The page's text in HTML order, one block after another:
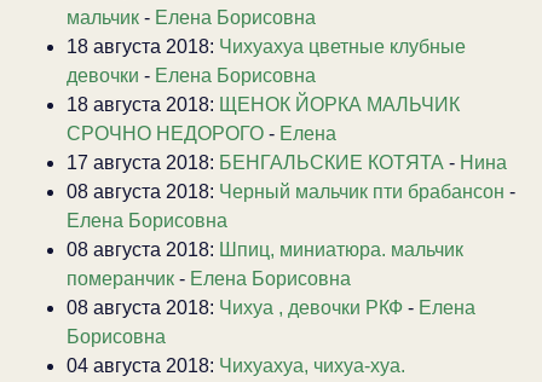
мальчик - Елена Борисовна
18 августа 2018: Чихуахуа цветные клубные
девочки - Елена Борисовна
18 августа 2018: ЩЕНОК ЙОРКА МАЛЬЧИК
СРОЧНО НЕДОРОГО - Елена
17 августа 2018: БЕНГАЛЬСКИЕ КОТЯТА - Нина
08 августа 2018: Черный мальчик пти брабансон -
Елена Борисовна
08 августа 2018: Шпиц, миниатюра. мальчик
померанчик - Елена Борисовна
08 августа 2018: Чихуа , девочки РКФ - Елена
Борисовна
04 августа 2018: Чихуахуа, чихуа-хуа.